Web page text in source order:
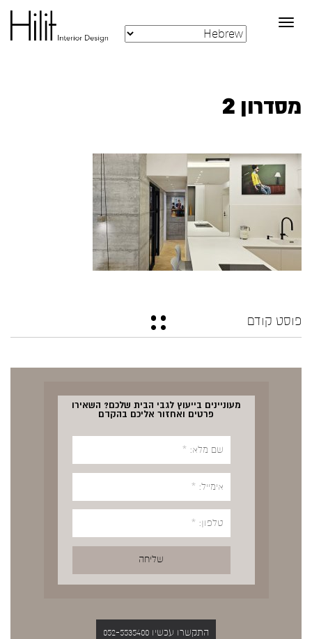
Toggle
navigation
מסדרון 2
פוסט קודם
מעוניינים בייעוץ לגבי הבית שלכם? השאירו
פרטים ואחזור אליכם בהקדם
התקשרו עכשיו 052-5535400